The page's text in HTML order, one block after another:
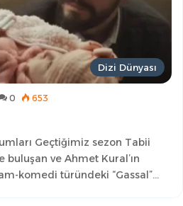
Dizi Dünyası
0 653
Geçtiğimiz sezon Tabii
ve Ahmet Kural’ın
komedi türündeki “Gassal”…